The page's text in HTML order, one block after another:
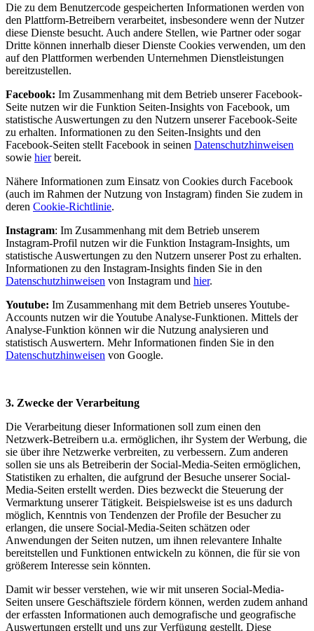
Die zu dem Benutzercode gespeicherten Informationen werden von
den Plattform-Betreibern verarbeitet, insbesondere wenn der Nutzer
diese Dienste besucht. Auch andere Stellen, wie Partner oder sogar
Dritte können innerhalb dieser Dienste Cookies verwenden, um den
auf den Plattformen werbenden Unternehmen Dienstleistungen
bereitzustellen.
Facebook: Im Zusammenhang mit dem Betrieb unserer Facebook-
Seite nutzen wir die Funktion Seiten-Insights von Facebook, um
statistische Auswertungen zu den Nutzern unserer Facebook-Seite
zu erhalten. Informationen zu den Seiten-Insights und den
Facebook-Seiten stellt Facebook in seinen Datenschutzhinweisen
sowie hierbereit.
Nähere Informationen zum Einsatz von Cookies durch Facebook
(auch im Rahmen der Nutzung von Instagram) finden Sie zudem in
deren Cookie-Richtlinie.
Instagram: Im Zusammenhang mit dem Betrieb unserem
Instagram-Profil nutzen wir die Funktion Instagram-Insights, um
statistische Auswertungen zu den Nutzern unserer Post zu erhalten.
Informationen zu den Instagram-Insights finden Sie in den
Datenschutzhinweisen von Instagram und hier.
Youtube: Im Zusammenhang mit dem Betrieb unseres Youtube-
Accounts nutzen wir die Youtube Analyse-Funktionen. Mittels der
Analyse-Funktion können wir die Nutzung analysieren und
statistisch Auswertern. Mehr Informationen finden Sie in den
Datenschutzhinweisen von Google.
3. Zwecke der Verarbeitung
Die Verarbeitung dieser Informationen soll zum einen den
Netzwerk-Betreibern u.a. ermöglichen, ihr System der Werbung, die
sie über ihre Netzwerke verbreiten, zu verbessern. Zum anderen
sollen sie uns als Betreiberin der Social-Media-Seiten ermöglichen,
Statistiken zu erhalten, die aufgrund der Besuche unserer Social-
Media-Seiten erstellt werden. Dies bezweckt die Steuerung der
Vermarktung unserer Tätigkeit. Beispielsweise ist es uns dadurch
möglich, Kenntnis von Tendenzen der Profile der Besucher zu
erlangen, die unsere Social-Media-Seiten schätzen oder
Anwendungen der Seiten nutzen, um ihnen relevantere Inhalte
bereitstellen und Funktionen entwickeln zu können, die für sie von
größerem Interesse sein könnten.
Damit wir besser verstehen, wie wir mit unseren Social-Media-
Seiten unsere Geschäftsziele fördern können, werden zudem anhand
der erfassten Informationen auch demografische und geografische
Auswertungen erstellt und uns zur Verfügung gestellt. Diese